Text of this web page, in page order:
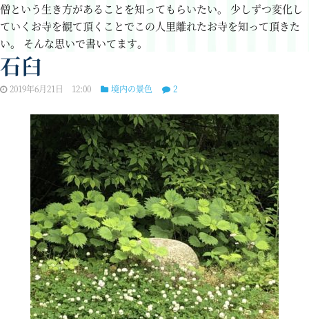
僧という生き方があることを知ってもらいたい。
少しずつ変化し
ていくお寺を観て頂くことでこの人里離れたお寺を知って頂きた
い。 そんな思いで書いてます。
石臼
2019年6月21日 12:00 境内の景色 2